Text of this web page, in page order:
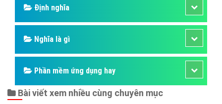
Định nghĩa
Nghĩa là gì
Phần mềm ứng dụng hay
Bài viết xem nhiều cùng chuyên mục